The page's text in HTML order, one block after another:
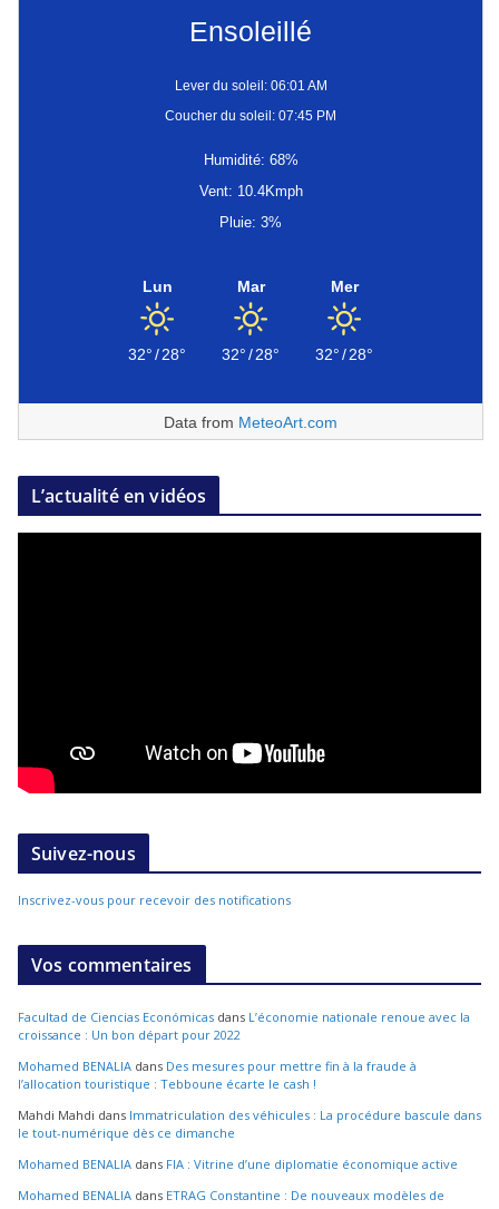
Ensoleillé
Lever du soleil: 06:01 AM
Coucher du soleil: 07:45 PM
Humidité: 68%
Vent: 10.4Kmph
Pluie: 3%
Lun
32°/28°
Mar
32°/28°
Mer
32°/28°
Data from MeteoArt.com
L’actualité en vidéos
Suivez-nous
Inscrivez-vous pour recevoir des notifications
Vos commentaires
Facultad de Ciencias Económicas dans L’économie nationale renoue avec la
croissance : Un bon départ pour 2022
Mohamed BENALIA dans Des mesures pour mettre fin à la fraude à
l’allocation touristique : Tebboune écarte le cash !
Mahdi Mahdi dans Immatriculation des véhicules : La procédure bascule dans
le tout-numérique dès ce dimanche
Mohamed BENALIA dans FIA : Vitrine d’une diplomatie économique active
Mohamed BENALIA dans ETRAG Constantine : De nouveaux modèles de